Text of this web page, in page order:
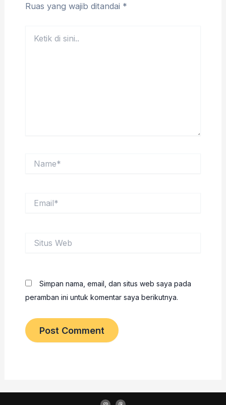
Ruas yang wajib ditandai *
Web
Simpan nama, email, dan situs web saya pada
peramban ini untuk komentar saya berikutnya.
I
T